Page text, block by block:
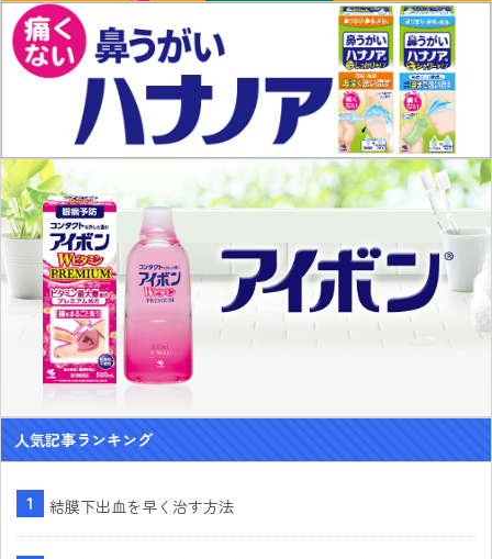
人気記事ランキング
結膜下出血を早く治す方法